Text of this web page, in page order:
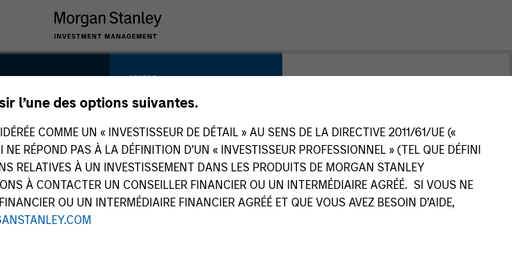
l’une des options suivantes.
COMME UN « INVESTISSEUR DE DÉTAIL » AU SENS DE LA DIRECTIVE 2011/61/UE («
RÉPOND PAS À LA DÉFINITION D’UN « INVESTISSEUR PROFESSIONNEL » (TEL QUE DÉFINI
RELATIVES À UN INVESTISSEMENT DANS LES PRODUITS DE MORGAN STANLEY
À CONTACTER UN CONSEILLER FINANCIER OU UN INTERMÉDIAIRE AGRÉÉ. SI VOUS NE
OU UN INTERMÉDIAIRE FINANCIER AGRÉÉ ET QUE VOUS AVEZ BESOIN D’AIDE,
SECTOR
Consumer Services
United States